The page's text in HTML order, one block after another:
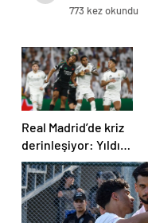
773 kez okundu
Real Madrid’de kriz
derinleşiyor: Yıldız
oyuncu takıma
dönmek istemiyor